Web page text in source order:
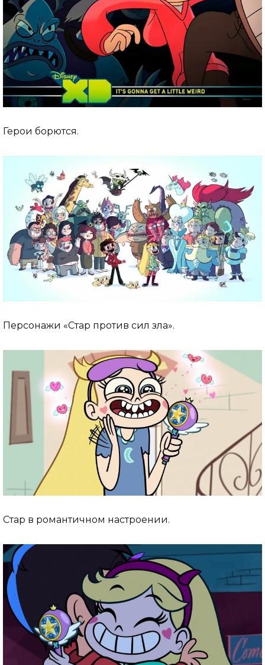
Герои борются.
Персонажи «Стар против сил зла».
Стар в романтичном настроении.